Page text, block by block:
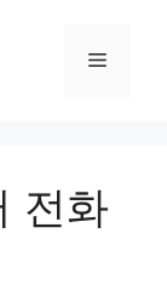
Menu
전화